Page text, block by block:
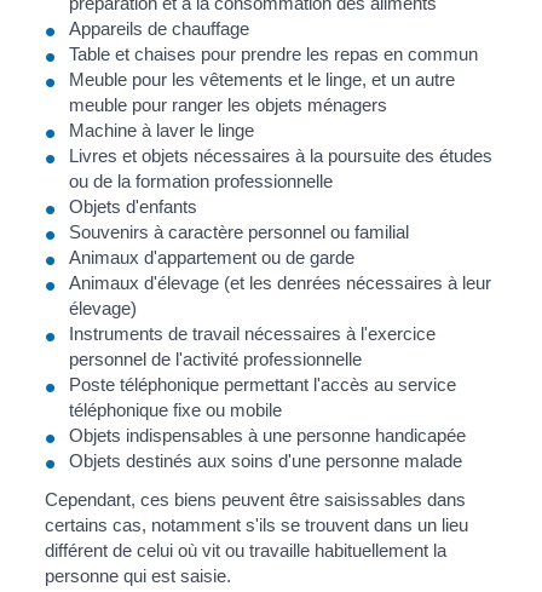
Appareils de chauffage
Table et chaises pour prendre les repas en commun
Meuble pour les vêtements et le linge, et un autre
meuble pour ranger les objets ménagers
Machine à laver le linge
Livres et objets nécessaires à la poursuite des études
ou de la formation professionnelle
Objets d'enfants
Souvenirs à caractère personnel ou familial
Animaux d'appartement ou de garde
Animaux d'élevage (et les denrées nécessaires à leur
élevage)
Instruments de travail nécessaires à l'exercice
personnel de l'activité professionnelle
Poste téléphonique permettant l'accès au service
téléphonique fixe ou mobile
Objets indispensables à une personne handicapée
Objets destinés aux soins d'une personne malade
Cependant, ces biens peuvent être saisissables dans
certains cas, notamment s'ils se trouvent dans un lieu
différent de celui où vit ou travaille habituellement la
personne qui est saisie.